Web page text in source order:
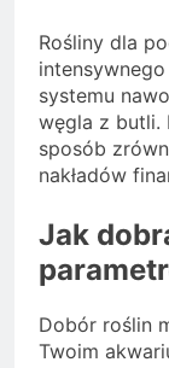
Rośliny dla
systemu
węgla z butli.
sposób
nakładów
Jak
Dobór roślin
Twoim